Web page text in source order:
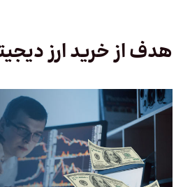
هدف از خرید ارز